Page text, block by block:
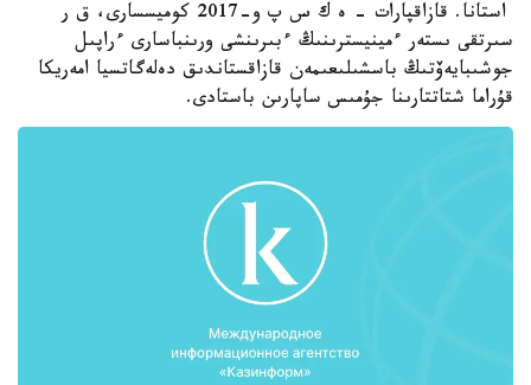
استانا. قازاقپارات - ە ك س پ و-2017 كوميسسارى، ق ر
سىرتقى ىستەر ءمينيسترىنىڭ ءبىرىنشى ورىنباسارى ءراپىل
جوشىبايەۆتىڭ باسشىلىعىمەن قازاقستاندىق دەلەگاتسيا امەريكا
قۇراما شتاتتارىنا جۇمىس ساپارىن باستادى.